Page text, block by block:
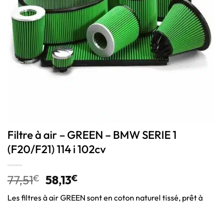
Filtre à air – GREEN – BMW SERIE 1
(F20/F21) 114 i 102cv
77,51€ 58,13€
Les filtres à air GREEN sont en coton naturel tissé, prêt à